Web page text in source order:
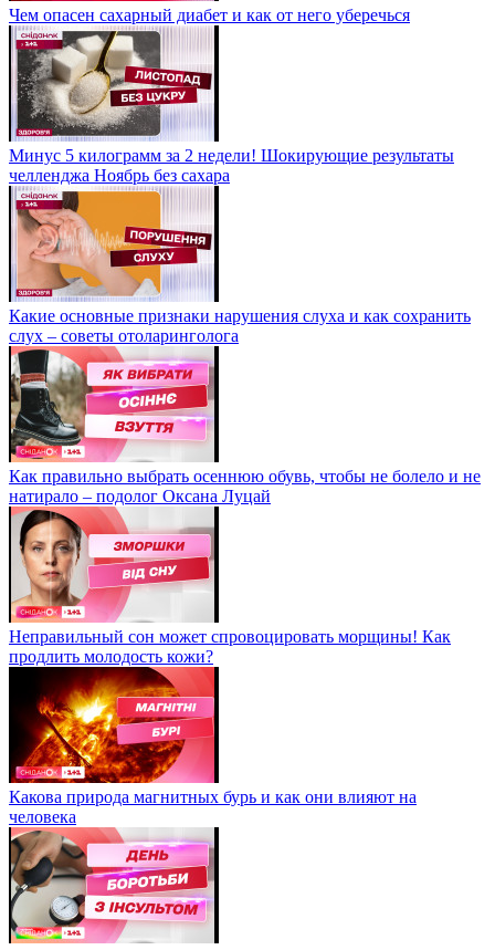
Чем опасен сахарный диабет и как от него уберечься
Минус 5 килограмм за 2 недели! Шокирующие результаты
челленджа Ноябрь без сахара
Какие основные признаки нарушения слуха и как сохранить
слух – советы отоларинголога
Как правильно выбрать осеннюю обувь, чтобы не болело и не
натирало – подолог Оксана Луцай
Неправильный сон может спровоцировать морщины! Как
продлить молодость кожи?
Какова природа магнитных бурь и как они влияют на
человека